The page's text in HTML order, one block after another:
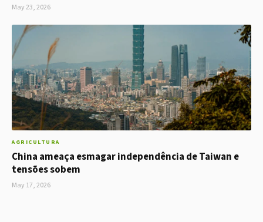
May 23, 2026
AGRICULTURA
China ameaça esmagar independência de Taiwan e
tensões sobem
May 17, 2026